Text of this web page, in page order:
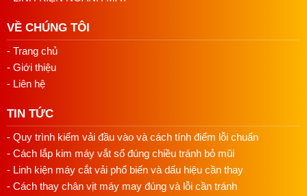
VỀ CHÚNG TÔI
- Trang chủ
- Giới thiệu
- Liên hệ
TIN TỨC
- Quy trình kiểm vải đầu vào và cách tính điểm lỗi chuẩn
- Cách lắp kim máy vắt sổ đúng chiều tránh bỏ mũi
- Linh kiện máy cắt vải phổ biến và dấu hiệu cần thay
- Cách thay chân vịt máy may đúng và lỗi cần tránh